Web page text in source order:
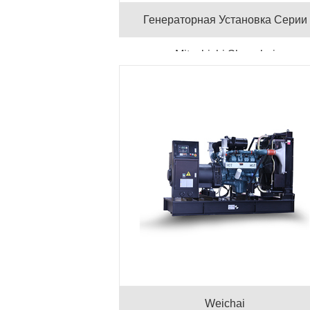
Генераторная Установка Серии
Mitsubishi Shanghai
Weichai